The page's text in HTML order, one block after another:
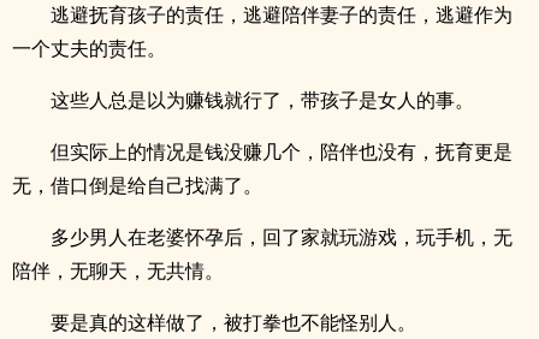
逃避抚育孩子的责任，逃避陪伴妻子的责任，逃避作为
一个丈夫的责任。
这些人总是以为赚钱就行了，带孩子是女人的事。
但实际上的情况是钱没赚几个，陪伴也没有，抚育更是
无，借口倒是给自己找满了。
多少男人在老婆怀孕后，回了家就玩游戏，玩手机，无
陪伴，无聊天，无共情。
要是真的这样做了，被打拳也不能怪别人。